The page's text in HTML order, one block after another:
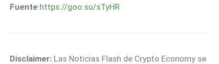
Fuente:https://goo.su/sTyHR
Disclaimer: Las Noticias Flash de Crypto Economy se